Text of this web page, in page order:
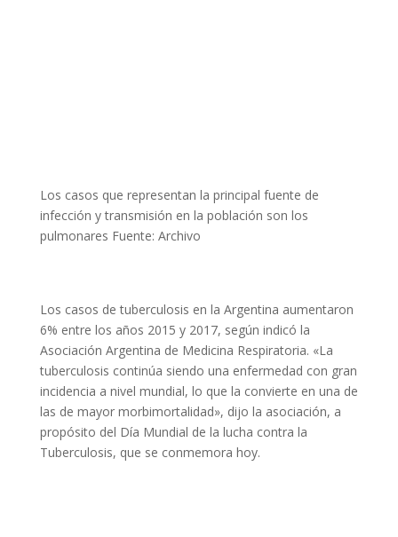
Los casos que representan la principal fuente de
infección y transmisión en la población son los
pulmonares Fuente: Archivo
Los casos de tuberculosis en la Argentina aumentaron
6% entre los años 2015 y 2017, según indicó la
Asociación Argentina de Medicina Respiratoria. «La
tuberculosis continúa siendo una enfermedad con gran
incidencia a nivel mundial, lo que la convierte en una de
las de mayor morbimortalidad», dijo la asociación, a
propósito del Día Mundial de la lucha contra la
Tuberculosis, que se conmemora hoy.